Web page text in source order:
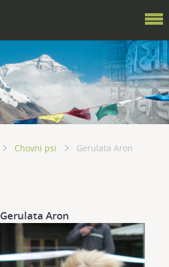
Chovni psi Gerulata Aron
Gerulata Aron